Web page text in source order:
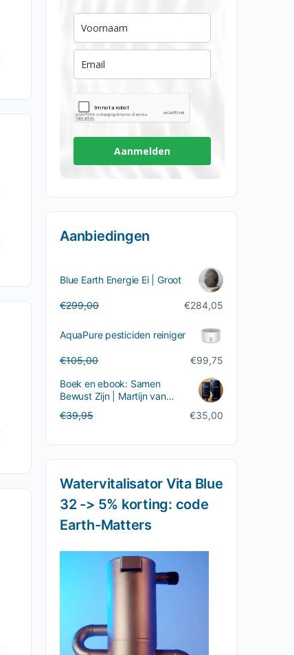
Aanmelden
Aanbiedingen
Blue Earth Energie Ei | Groot
€299,00Oorspronkelijke
€299,00.
€284,05
Huidige
€284,05.
AquaPure pesticiden reiniger
€105,00Oorspronkelijke
was:
€105,00.
€99,75
Huidige
is:
€99,75.
Boek en ebook: Samen
Bewust Zijn | Martijn van
Staveren
€39,95Oorspronkelijke
€35,00
Huidige
Watervitalisator Vita Blue
32 -> 5% korting: code
Earth-Matters